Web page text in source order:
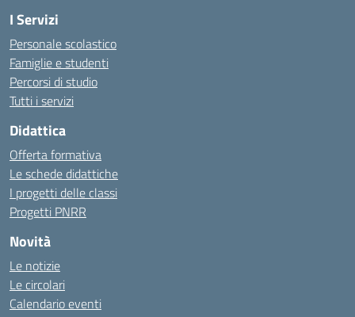
I Servizi
Personale scolastico
Famiglie e studenti
Percorsi di studio
Tutti i servizi
Didattica
Offerta formativa
Le schede didattiche
I progetti delle classi
Progetti PNRR
Novità
Le notizie
Le circolari
Calendario eventi